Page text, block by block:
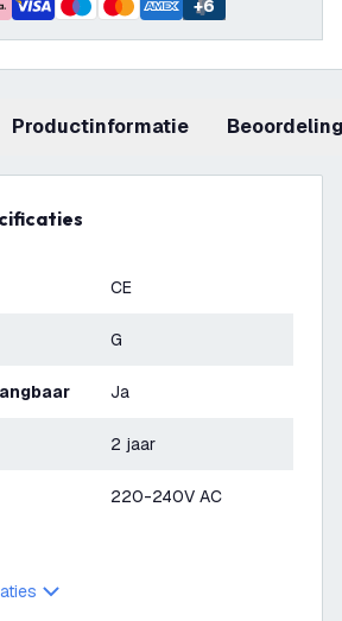
+6
productinformatie
CE
G
Ja
2 jaar
220-240V AC